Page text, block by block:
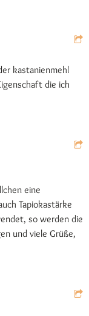
kastanienmehl
die ich
eine
Tapiokastärke
so werden die
und viele Grüße,